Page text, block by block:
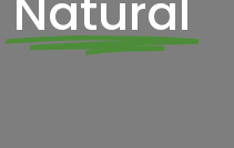
Natural